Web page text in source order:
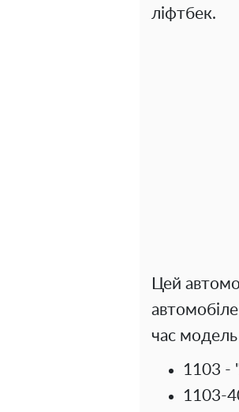
ліфтбек.
Цей
час модель
1103 -
1103-